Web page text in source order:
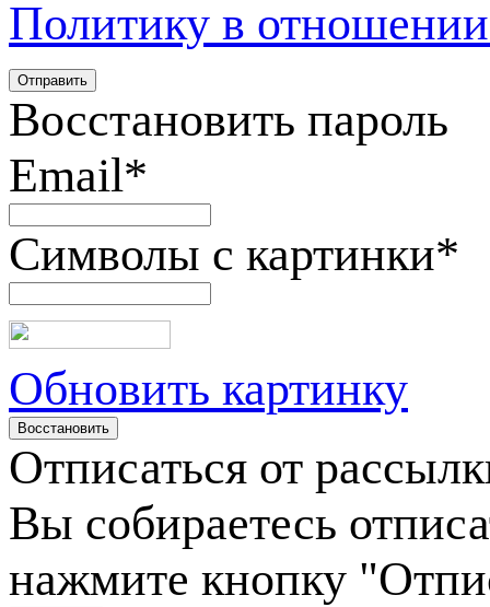
Политику в
Восстановить пароль
Email*
Символы с картинки*
Обновить картинку
Отписаться от
Вы собираетесь
нажмите кнопку